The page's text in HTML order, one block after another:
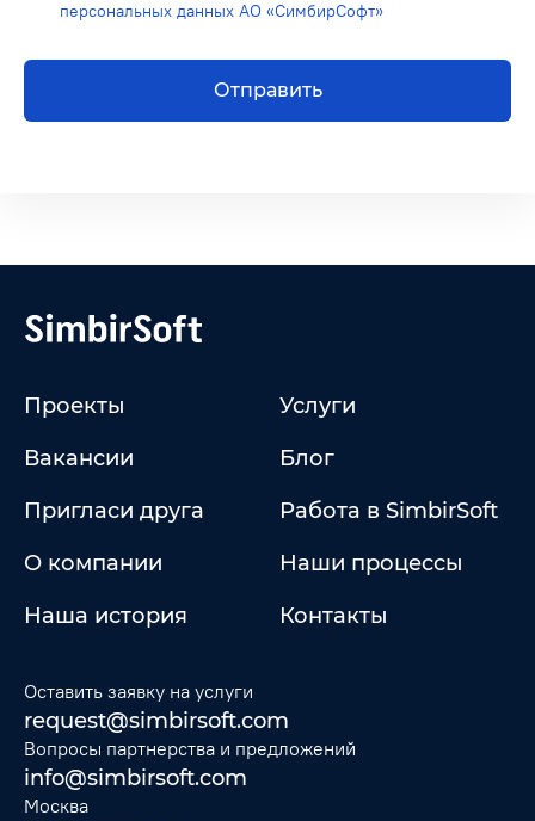
персональных данных АО «СимбирСофт»
Отправить
Проекты
Услуги
Вакансии
Блог
Пригласи друга
Работа в SimbirSoft
О компании
Наши процессы
Наша история
Контакты
Оставить заявку на услуги
request@simbirsoft.com
Вопросы партнерства и предложений
info@simbirsoft.com
Москва